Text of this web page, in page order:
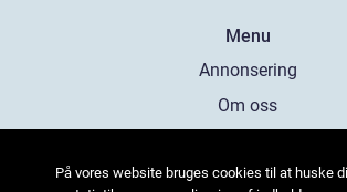
Menu
Annonsering
Om oss
Kontakta oss
På vores website bruges cookies til at huske